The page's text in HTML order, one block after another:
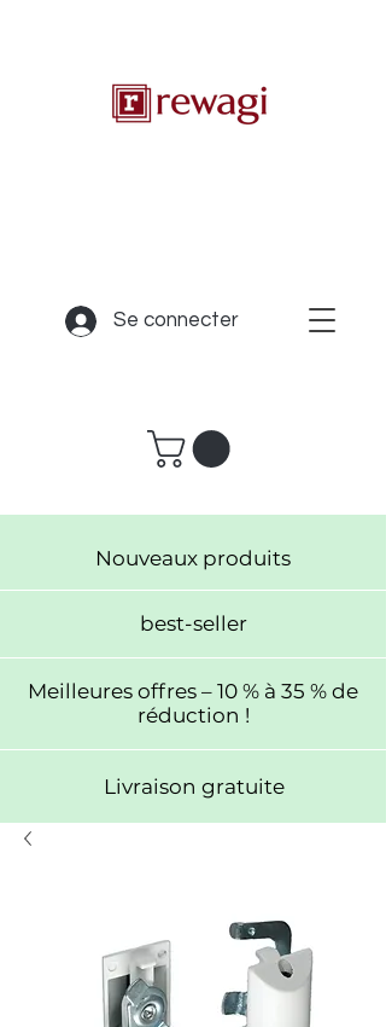
Nouveaux produits
best-seller
Meilleures offres – 10 % à 35 % de
réduction !
Livraison gratuite
Se connecter